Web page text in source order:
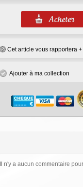
Cet article vous rapportera +
Ajouter à ma collection
Il n'y a aucun commentaire